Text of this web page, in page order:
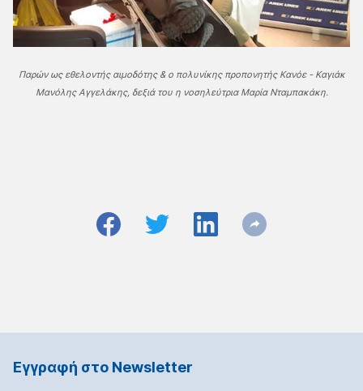
Παρών ως εθελοντής αιμοδότης & ο πολυνίκης προπονητής Κανόε - Καγιάκ
Mανόλης Αγγελάκης, δεξιά του η νοσηλεύτρια Μαρία Νταμπακάκη.
Εγγραφή στο Νewsletter